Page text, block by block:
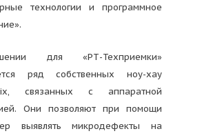
технологии и программное
для «РТ-Техприемки»
ряд собственных ноу-хау
связанных с аппаратной
Они позволяют при помощи
выявлять микродефекты на